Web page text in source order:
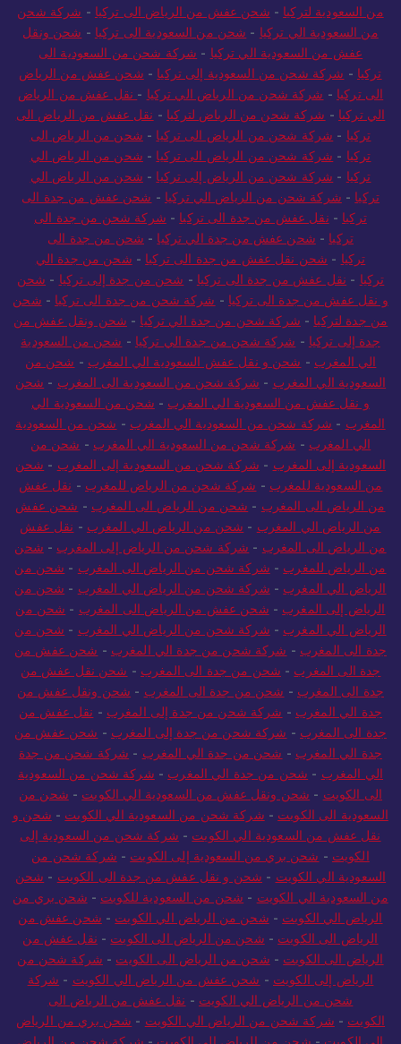
من السعودية لتركيا - شحن عفش من الرياض الى تركيا - شركة شحن
من السعودية الي تركيا - شحن من السعودية الى تركيا - شحن ونقل
عفش من السعودية الي تركيا - شركة شحن من السعودية الى
تركيا - شركة شحن من السعودية إلى تركيا - شحن عفش من الرياض
الى تركيا - شركة شحن من الرياض الي تركيا - نقل عفش من الرياض
الي تركيا - شركة شحن من الرياض لتركيا - نقل عفش من الرياض الى
تركيا - شركة شحن من الرياض الى تركيا - شحن من الرياض الى
تركيا - شركة شحن من الرياض الى تركيا - شحن من الرياض الي
تركيا - شركة شحن من الرياض إلى تركيا - شحن من الرياض الي
تركيا - شركة شحن من الرياض الي تركيا - شحن عفش من جدة الى
تركيا - نقل عفش من جدة الى تركيا - شركة شحن من جدة الى
تركيا - شحن عفش من جدة الي تركيا - شحن من جدة الى
تركيا - شحن نقل عفش من جدة الى تركيا - شحن من جدة الي
تركيا - نقل عفش من جدة الى تركيا - شحن من جدة إلى تركيا - شحن
و نقل عفش من جدة الى تركيا - شركة شحن من جدة الى تركيا - شحن
من جدة لتركيا - شركة شحن من جدة الي تركيا - شحن ونقل عفش من
جدة إلى تركيا - شركة شحن من جدة الي تركيا - شحن من السعودية
الي المغرب - شحن و نقل عفش السعودية الي المغرب - شحن من
السعودية الي المغرب - شركة شحن من السعودية الى المغرب - شحن
و نقل عفش من السعودية الي المغرب - شحن من السعودية الي
المغرب - شركة شحن من السعودية الي المغرب - شحن من السعودية
الي المغرب - شركة شحن من السعودية الي المغرب - شحن من
السعودية إلى المغرب - شركة شحن من السعودية إلى المغرب - شحن
من السعودية للمغرب - شركة شحن من الرياض للمغرب - نقل عفش
من الرياض الى المغرب - شحن من الرياض الى المغرب - شحن عفش
من الرياض الي المغرب - شحن من الرياض الي المغرب - نقل عفش
من الرياض الى المغرب - شركة شحن من الرياض إلى المغرب - شحن
من الرياض للمغرب - شركة شحن من الرياض الى المغرب - شحن من
الرياض الي المغرب - شركة شحن من الرياض الي المغرب - شحن من
الرياض إلى المغرب - شحن عفش من الرياض الى المغرب - شحن من
الرياض الي المغرب - شركة شحن من الرياض الي المغرب - شحن من
جدة الى المغرب - شركة شحن من جدة الي المغرب - شحن عفش من
جدة الى المغرب - شحن من جدة الى المغرب - شحن نقل عفش من
جدة الى المغرب - شحن من جدة الى المغرب - شحن ونقل عفش من
جدة الي المغرب - شركة شحن من جدة إلى المغرب - نقل عفش من
جدة الى المغرب - شركة شحن من جدة إلى المغرب - شحن عفش من
جدة الي المغرب - شحن من جدة الي المغرب - شركة شحن من جدة
الي المغرب - شحن من جدة الي المغرب - شركة شحن من السعودية
الى الكويت - شحن ونقل عفش من السعودية الي الكويت - شحن من
السعودية الى الكويت - شركة شحن من السعودية الي الكويت - شحن و
نقل عفش من السعودية الي الكويت - شركة شحن من السعودية إلى
الكويت - شحن بري من السعودية إلى الكويت - شركة شحن من
السعودية الي الكويت - شحن و نقل عفش من جدة الى الكويت - شحن
من السعودية الي الكويت - شحن من السعودية للكويت - شحن بري من
الرياض الي الكويت - شحن من الرياض الي الكويت - شحن عفش من
الرياض الى الكويت - شحن من الرياض الى الكويت - نقل عفش من
الرياض الى الكويت - شحن من الرياض الى الكويت - شركة شحن من
الرياض إلى الكويت - شحن عفش من الرياض الي الكويت - شركة
شحن من الرياض الي الكويت - نقل عفش من الرياض الى
الكويت - شركة شحن من الرياض الي الكويت - شحن بري من الرياض